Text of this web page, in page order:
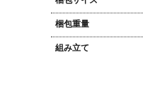
梱包重量
組み立て